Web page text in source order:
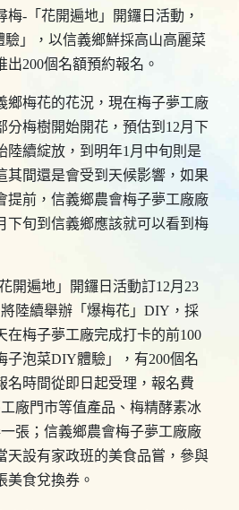
-「花開遍地」開鑼日活動，
」，以信義鄉鮮採高山高麗菜
200個名額預約報名。
鄉梅花的花況，現在梅子夢工廠
分梅樹開始開花，預估到12月下
陸續綻放，到明年1月中旬則是
其間還是會受到天候影響，如果
提前，信義鄉農會梅子夢工廠廠
下旬到信義鄉應該就可以看到梅
開遍地」開鑼日活動訂12月23
陸續舉辦「爆梅花」DIY，採
在梅子夢工廠完成打卡的前100
子泡菜DIY體驗」，有200個名
名時間從即日起受理，報名費
廠門市等值產品、梅精酵素冰
張；信義鄉農會梅子夢工廠廠
天設有家政班的美食品嘗，參與
美食兌換券。